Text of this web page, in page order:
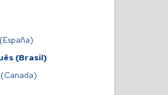
(Brasil)
(Canada)